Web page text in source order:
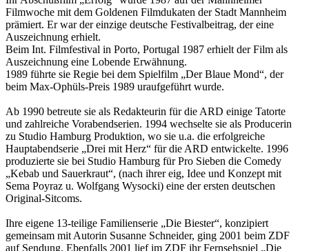
Filmwoche mit dem Goldenen Filmdukaten der Stadt Mannheim
prämiert. Er war der einzige deutsche Festivalbeitrag, der eine
Auszeichnung erhielt.
Beim Int. Filmfestival in Porto, Portugal 1987 erhielt der Film als
Auszeichnung eine Lobende Erwähnung.
1989 führte sie Regie bei dem Spielfilm „Der Blaue Mond“, der
beim Max-Ophüls-Preis 1989 uraufgeführt wurde.
Ab 1990 betreute sie als Redakteurin für die ARD einige Tatorte
und zahlreiche Vorabendserien. 1994 wechselte sie als Producerin
zu Studio Hamburg Produktion, wo sie u.a. die erfolgreiche
Hauptabendserie „Drei mit Herz“ für die ARD entwickelte. 1996
produzierte sie bei Studio Hamburg für Pro Sieben die Comedy
„Kebab und Sauerkraut“, (nach ihrer eig, Idee und Konzept mit
Sema Poyraz u. Wolfgang Wysocki) eine der ersten deutschen
Original-Sitcoms.
Ihre eigene 13-teilige Familienserie „Die Biester“, konzipiert
gemeinsam mit Autorin Susanne Schneider, ging 2001 beim ZDF
auf Sendung. Ebenfalls 2001 lief im ZDF ihr Fernsehspiel „Die